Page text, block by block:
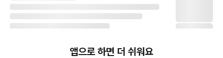
앱으로 하면 더 쉬워요